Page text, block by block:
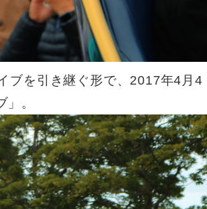
ブを引き継ぐ形で、2017年4月4
。